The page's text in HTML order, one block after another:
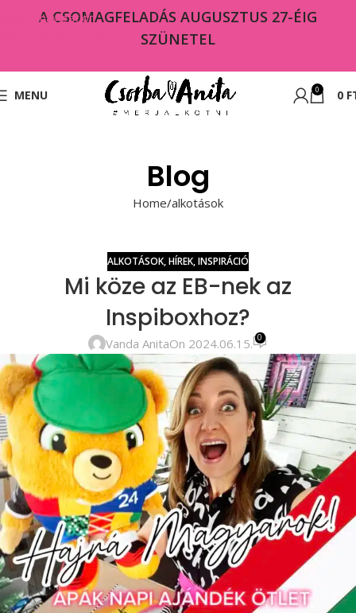
Skip to navigation
MENU 0 0
Blog
Home alkotások
ALKOTÁSOK,HÍREK,INSPIRÁCIÓ
Mi köze az EB-nek az
Inspiboxhoz?
Vanda AnitaOn 2024.06.15. 0
A CSOMAGFELADÁS AUGUSZTUS 27-ÉIG
SZÜNETEL